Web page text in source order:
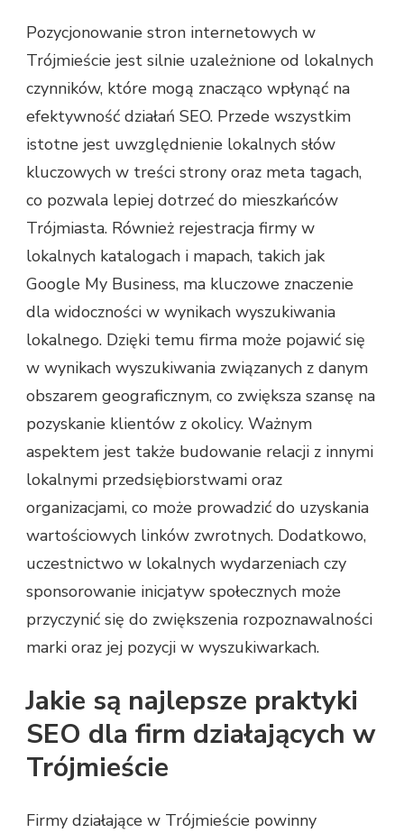
Pozycjonowanie stron internetowych w
Trójmieście jest silnie uzależnione od lokalnych
czynników, które mogą znacząco wpłynąć na
efektywność działań SEO. Przede wszystkim
istotne jest uwzględnienie lokalnych słów
kluczowych w treści strony oraz meta tagach,
co pozwala lepiej dotrzeć do mieszkańców
Trójmiasta. Również rejestracja firmy w
lokalnych katalogach i mapach, takich jak
Google My Business, ma kluczowe znaczenie
dla widoczności w wynikach wyszukiwania
lokalnego. Dzięki temu firma może pojawić się
w wynikach wyszukiwania związanych z danym
obszarem geograficznym, co zwiększa szansę na
pozyskanie klientów z okolicy. Ważnym
aspektem jest także budowanie relacji z innymi
lokalnymi przedsiębiorstwami oraz
organizacjami, co może prowadzić do uzyskania
wartościowych linków zwrotnych. Dodatkowo,
uczestnictwo w lokalnych wydarzeniach czy
sponsorowanie inicjatyw społecznych może
przyczynić się do zwiększenia rozpoznawalności
marki oraz jej pozycji w wyszukiwarkach.
Jakie są najlepsze praktyki
SEO dla firm działających w
Trójmieście
Firmy działające w Trójmieście powinny